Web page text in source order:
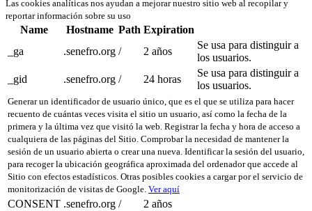
Las cookies analíticas nos ayudan a mejorar nuestro sitio web al recopilar y
reportar información sobre su uso
Name Hostname Path Expiration
_ga
.senefro.org / 2 años
Se usa para distinguir a
los usuarios.
_gid
.senefro.org / 24 horas
Se usa para distinguir a
los usuarios.
Generar un identificador de usuario único, que es el que se utiliza para hacer
recuento de cuántas veces visita el sitio un usuario, así como la fecha de la
primera y la última vez que visitó la web. Registrar la fecha y hora de acceso a
cualquiera de las páginas del Sitio. Comprobar la necesidad de mantener la
sesión de un usuario abierta o crear una nueva. Identificar la sesión del usuario,
para recoger la ubicación geográfica aproximada del ordenador que accede al
Sitio con efectos estadísticos. Otras posibles cookies a cargar por el servicio de
monitorización de visitas de Google. Ver aquí
CONSENT .senefro.org /
2 años